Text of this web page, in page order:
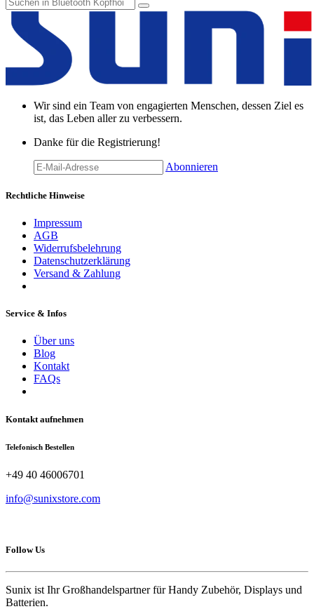
Wir sind ein Team von engagierten Menschen, dessen Ziel es
ist, das Leben aller zu verbessern.
Danke für die Registrierung!
Abonnieren
Rechtliche Hinweise
Impressum
AGB
Widerrufsbelehrung
Datenschutzerklärung
Versand & Zahlung
Service & Infos
Über uns
Blog
Kontakt
FAQs
Kontakt aufnehmen
Telefonisch Bestellen
+49 40 46006701
info@sunixstore.com
Follow Us
Sunix ist Ihr Großhandelspartner für Handy Zubehör, Displays und
Batterien.